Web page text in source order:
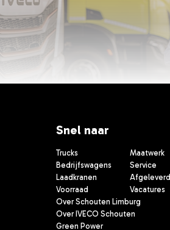
Snel naar
Trucks
Bedrijfswagens
Laadkranen
Voorraad
Maatwerk
Service
Afgeleverd
Vacatures
Over Schouten Limburg
Over IVECO Schouten
Green Power